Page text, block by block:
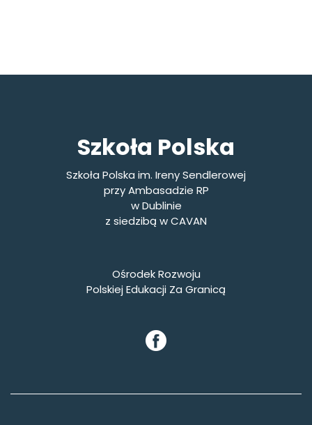
Szkoła Polska
Szkoła Polska im. Ireny Sendlerowej
przy Ambasadzie RP
w Dublinie
z siedzibą w CAVAN
Ośrodek Rozwoju
Polskiej Edukacji Za Granicą